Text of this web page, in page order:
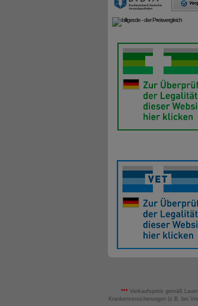
*** Verkaufspreis gemäß
Krankenversicherungen (z.B. bei